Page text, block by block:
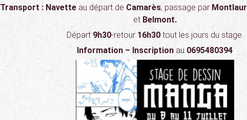
Transport : Navetteau départ de Camarès, passage par Montlaur
et Belmont.
Départ 9h30-retour 16h30tout les jours du stage.
Information – Inscription au 0695480394